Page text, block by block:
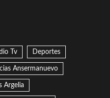
Tv Deportes
Ansermanuevo
Argelia